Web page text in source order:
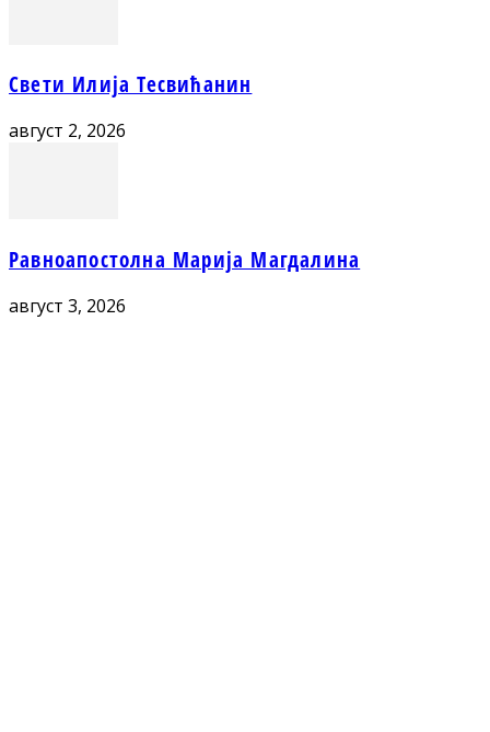
Свети Илија Тесвићанин
август 2, 2026
Равноапостолна Марија Магдалина
август 3, 2026